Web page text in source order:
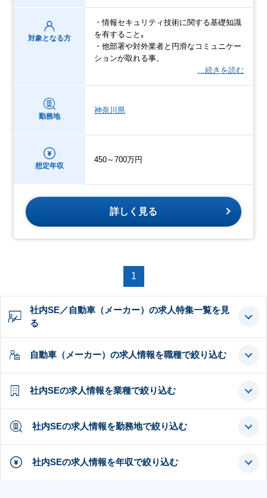
対象となる方
・情報セキュリティ技術に関する基礎知識
を有すること｡
・他部署や対外業者と円滑なコミュニケー
ションが取れる事。
…続きを読む
勤務地
神奈川県
想定年収
450～700万円
詳しく見る
1
社内SE／自動車（メーカー）の求人特集一覧を見
る
自動車（メーカー）の求人情報を職種で絞り込む
社内SEの求人情報を業種で絞り込む
社内SEの求人情報を勤務地で絞り込む
社内SEの求人情報を年収で絞り込む